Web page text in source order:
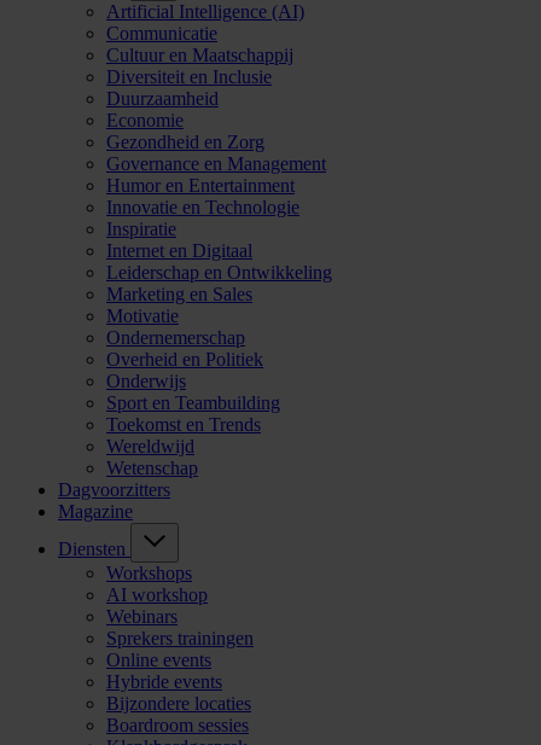
Artificial Intelligence (AI)
Communicatie
Cultuur en Maatschappij
Diversiteit en Inclusie
Duurzaamheid
Economie
Gezondheid en Zorg
Governance en Management
Humor en Entertainment
Innovatie en Technologie
Inspiratie
Internet en Digitaal
Leiderschap en Ontwikkeling
Marketing en Sales
Motivatie
Ondernemerschap
Overheid en Politiek
Onderwijs
Sport en Teambuilding
Toekomst en Trends
Wereldwijd
Wetenschap
Dagvoorzitters
Magazine
Diensten
Workshops
AI workshop
Webinars
Sprekers trainingen
Online events
Hybride events
Bijzondere locaties
Boardroom sessies